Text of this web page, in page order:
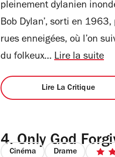
pleinement dylanien
Bob Dylan’, sorti en
rues enneigées, où l’on
du folkeux... Lire la suite
Lire La Critique
4. Only God
Cinéma Drame